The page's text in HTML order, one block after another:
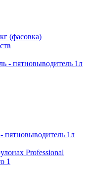
(фасовка)
пятновыводитель 1л